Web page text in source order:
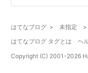
なにやれると思って
アン」なので、航海
の海賊船は壮大な冒
はてなブログ > 未指定 >
はてなブログ タグとは
ヘ
Copyright (C) 2001-2026